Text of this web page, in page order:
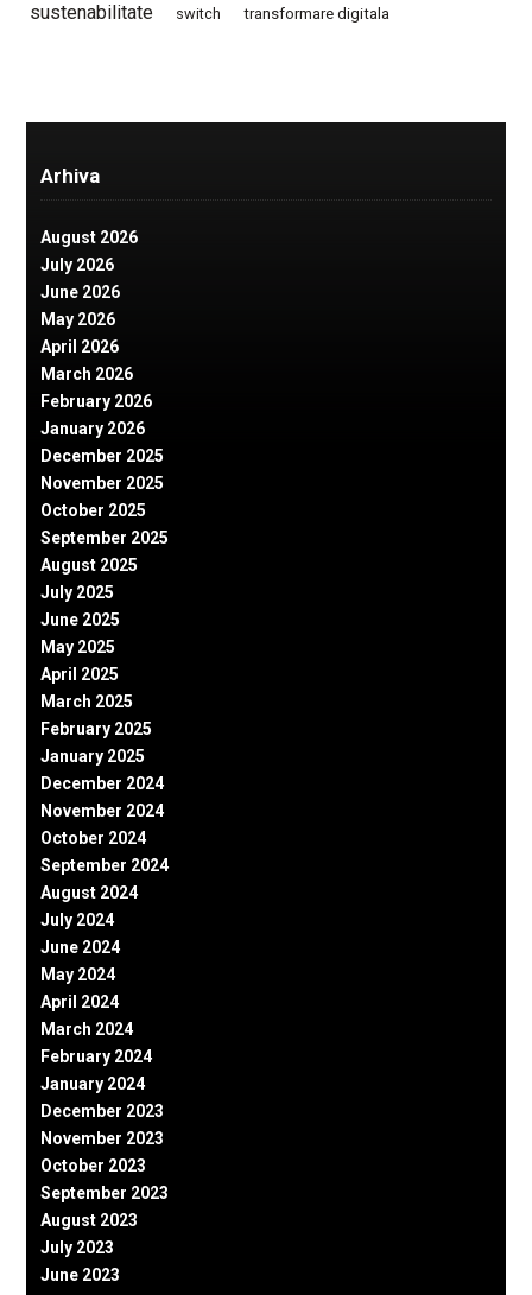
sustenabilitate switch transformare digitala
Arhiva
August 2026
July 2026
June 2026
May 2026
April 2026
March 2026
February 2026
January 2026
December 2025
November 2025
October 2025
September 2025
August 2025
July 2025
June 2025
May 2025
April 2025
March 2025
February 2025
January 2025
December 2024
November 2024
October 2024
September 2024
August 2024
July 2024
June 2024
May 2024
April 2024
March 2024
February 2024
January 2024
December 2023
November 2023
October 2023
September 2023
August 2023
July 2023
June 2023